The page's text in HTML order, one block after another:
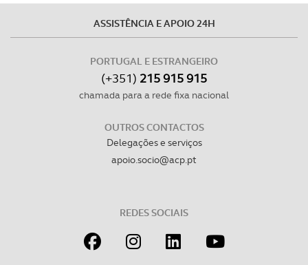
ASSISTÊNCIA E APOIO 24H
PORTUGAL E ESTRANGEIRO
(+351) 215 915 915
chamada para a rede fixa nacional
OUTROS CONTACTOS
Delegações e serviços
apoio.socio@acp.pt
REDES SOCIAIS